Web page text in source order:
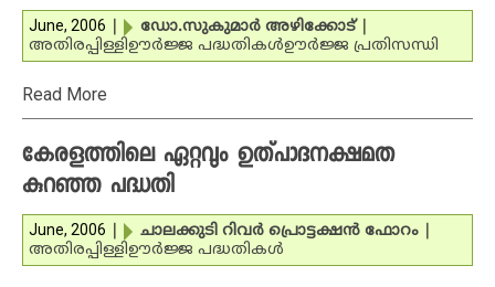
June, 2006 ഡോ.സുകുമാര്‍ അഴിക്കോട്
അതിരപ്പിള്ളിഊര്‍ജ്ജ പദ്ധതികള്‍ഊര്‍ജ്ജ പ്രതിസന്ധി
Read More
കേരളത്തിലെ ഏറ്റവും ഉത്പാദനക്ഷമത
കുറഞ്ഞ പദ്ധതി
June, 2006 ചാലക്കുടി റിവര്‍ പ്രൊട്ടക്ഷന്‍ ഫോറം
അതിരപ്പിള്ളിഊര്‍ജ്ജ പദ്ധതികള്‍